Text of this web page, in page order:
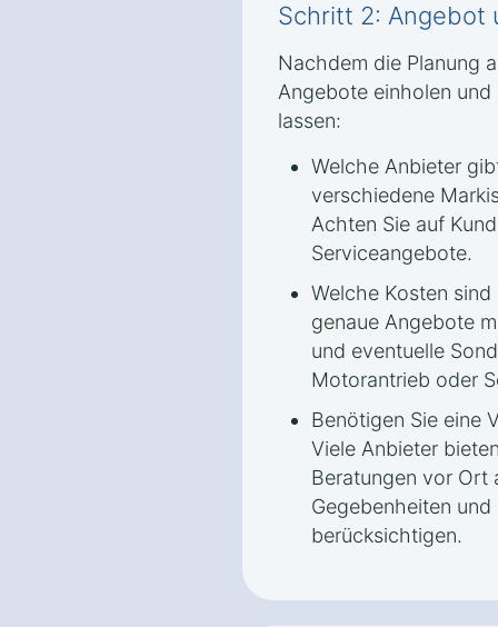
Schritt 2: Angebot
Nachdem die Planung
Angebote einholen
lassen:
Welche Anbieter
verschiedene
Achten Sie auf
Serviceangebote.
Welche Kosten
genaue Angebote
und eventuelle
Motorantrieb oder
Benötigen Sie eine
Viele Anbieter
Beratungen vor Ort
Gegebenheiten
berücksichtigen.